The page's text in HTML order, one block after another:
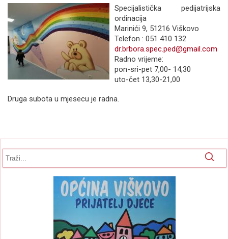
Specijalistička pedijatrijska
ordinacija
Marinići 9, 51216 Viškovo
Telefon : 051 410 132
dr.brbora.spec.ped@gmail.com
Radno vrijeme:
pon-sri-pet 7,00- 14,30
uto-čet 13,30-21,00
Druga subota u mjesecu je radna.